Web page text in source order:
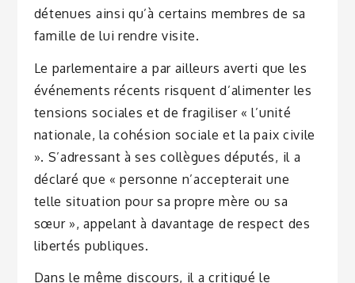
détenues ainsi qu’à certains membres de sa
famille de lui rendre visite.
Le parlementaire a par ailleurs averti que les
événements récents risquent d’alimenter les
tensions sociales et de fragiliser « l’unité
nationale, la cohésion sociale et la paix civile
». S’adressant à ses collègues députés, il a
déclaré que « personne n’accepterait une
telle situation pour sa propre mère ou sa
sœur », appelant à davantage de respect des
libertés publiques.
Dans le même discours, il a critiqué le